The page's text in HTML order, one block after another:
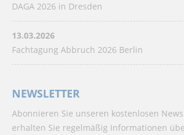
DAGA 2026 in Dresden
13.03.2026
Fachtagung Abbruch 2026 Berlin
NEWSLETTER
Abonnieren Sie unseren kostenlosen
erhalten Sie regelmäßig Informationen